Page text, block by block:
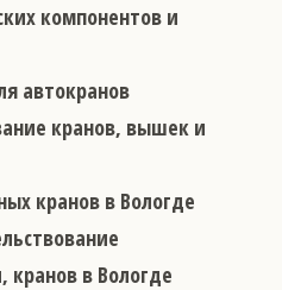
компонентов и
автокранов
кранов, вышек и
кранов в Вологде
кранов в Вологде